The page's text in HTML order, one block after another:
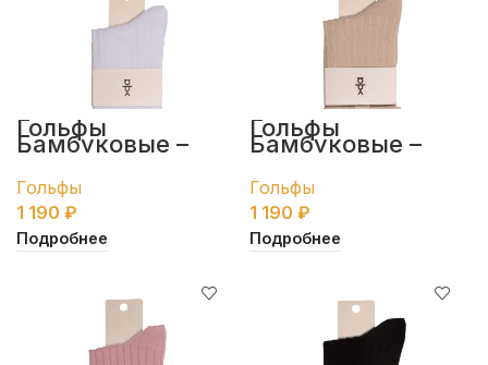
Гольфы
Бамбуковые –
белые
Гольфы
1 190 ₽
Подробнее
Гольфы
Бамбуковые –
кремовые
Гольфы
1 190 ₽
Подробнее